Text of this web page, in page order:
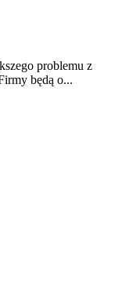
problemu z
będą o...